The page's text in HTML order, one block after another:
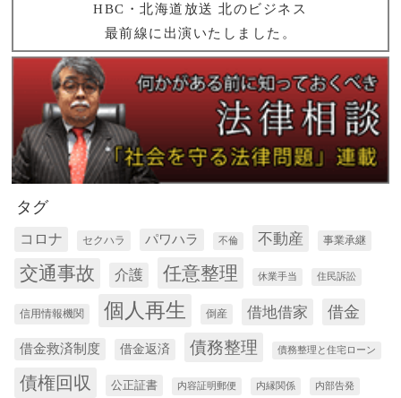
HBC・北海道放送 北のビジネス
最前線に出演いたしました。
タグ
コロナ セクハラ パワハラ 不倫 不動産 事業承継
交通事故 介護 任意整理 休業手当 住民訴訟
信用情報機関 個人再生 倒産 借地借家 借金
借金救済制度 借金返済 債務整理 債務整理と住宅ローン
債権回収 公正証書 内容証明郵便 内縁関係 内部告発